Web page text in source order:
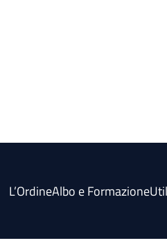
L’OrdineAlbo e Formazione